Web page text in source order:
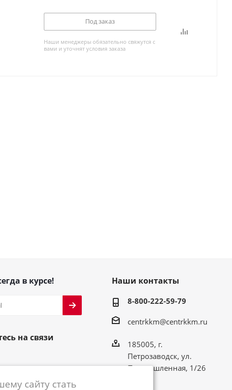
Под заказ
Наши менеджеры обязательно свяжутся с
вами и уточнят условия заказа
в курсе!
на связи
Наши контакты
8-800-222-59-79
centrkkm@centrkkm.ru
185005, г.
Петрозаводск, ул.
Промышленная, 1/26
сайту стать